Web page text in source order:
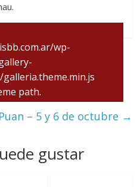
wp-
path.
de Gravida
– 5 y 6 de octubre →
gustar